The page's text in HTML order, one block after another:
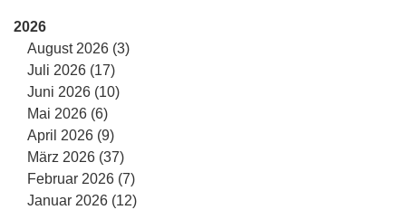
2026
August 2026 (3)
Juli 2026 (17)
Juni 2026 (10)
Mai 2026 (6)
April 2026 (9)
März 2026 (37)
Februar 2026 (7)
Januar 2026 (12)